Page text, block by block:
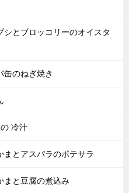
シとブロッコリーのオイスタ
缶のねぎ焼き
冷汁
まとアスパラのポテサラ
まと豆腐の煮込み